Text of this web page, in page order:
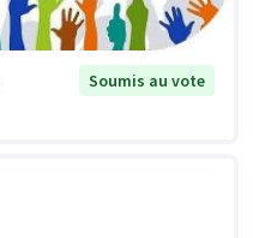
Soumis au vote